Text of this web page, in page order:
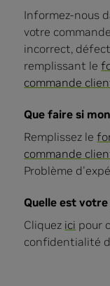
Informez-nous
votre
incorrect,
remplissant le
commande
Que faire si
Remplissez le
commande
Problème
Quelle est
Cliquez ici pour
confidentialité